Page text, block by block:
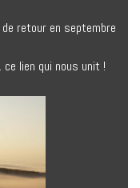
de retour en septembre
lien qui nous unit !